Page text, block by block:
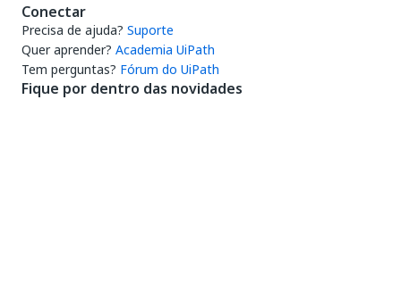
Conectar
Precisa de ajuda? Suporte
Quer aprender? Academia UiPath
Tem perguntas? Fórum do UiPath
Fique por dentro das novidades